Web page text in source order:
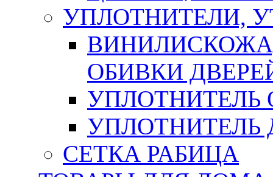
УПЛОТНИТЕЛИ,
ОБИВКИ
УПЛОТНИТЕЛЬ
СЕТКА РАБИЦА